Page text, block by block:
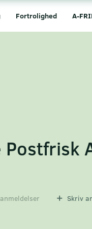
A-
Fortrolighed
anmeldelser Skriv